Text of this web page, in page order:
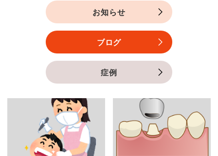
お知らせ
ブログ
症例